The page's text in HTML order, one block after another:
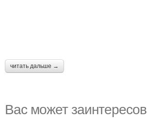
читать дальше →
Вас может